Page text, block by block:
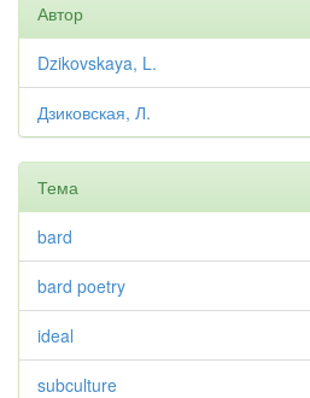
Автор
Dzikovskaya, L.
Дзиковская, Л.
Тема
bard
bard poetry
ideal
subculture